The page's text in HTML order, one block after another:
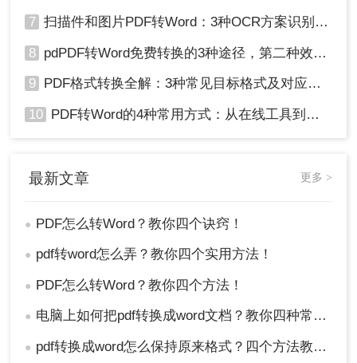
5、转换成功点击下载即可。
7 扫描件和图片PDF转Word：3种OCR方案识别率实测！
8 pdPDF转Word免费转换的3种途径，第二种效率最高！
9 PDF格式转换全解：3种常见目标格式及对应操作方法！
10 PDF转Word的4种常用方式：从在线工具到桌面软件全梳理！
最新文章 更多 >
● PDF怎么转Word？教你四个诀窍！
● pdf转word怎么弄？教你四个实用方法！
● PDF怎么转Word？教你四个方法！
● 电脑上如何把pdf转换成word文档？教你四种常用转换方法！
● pdf转换成word怎么保持原来格式？四个方法教你正确打开！